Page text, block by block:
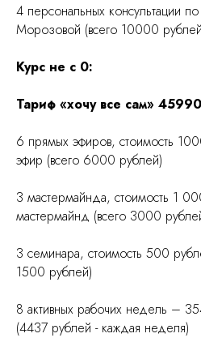
4 персональных консультации
Морозовой (всего 10000
Курс не с 0:
Тариф «хочу все сам»
6 прямых эфиров, стоимость
эфир (всего 6000 рублей)
3 мастермайнда, стоимость 1
мастермайнд (всего 3000
3 семинара, стоимость 500
1500 рублей)
8 активных рабочих недель –
(4437 рублей - каждая неделя)